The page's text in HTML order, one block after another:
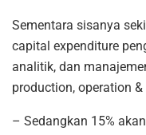
Sementara sisanya
capital expenditure
analitik, dan
production, operation
– Sedangkan 15%